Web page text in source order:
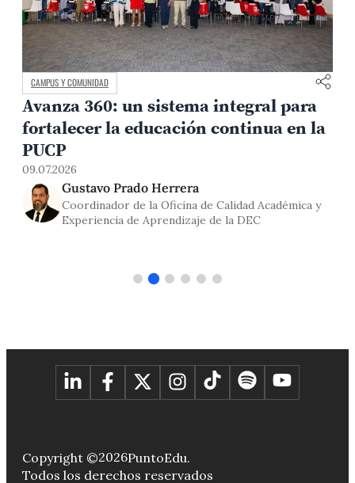
CAMPUS Y COMUNIDAD
Avanza 360: un sistema integral para
fortalecer la educación continua en la
PUCP
09.07.2026
Gustavo Prado Herrera
Coordinador de la Oficina de Calidad Académica y
Experiencia de Aprendizaje de la DEC
Copyright ©2026PuntoEdu.
Todos los derechos reservados